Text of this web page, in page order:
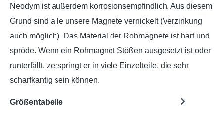
Neodym ist außerdem korrosionsempfindlich. Aus diesem
Grund sind alle unsere Magnete vernickelt (Verzinkung
auch möglich). Das Material der Rohmagnete ist hart und
spröde. Wenn ein Rohmagnet Stößen ausgesetzt ist oder
runterfällt, zerspringt er in viele Einzelteile, die sehr
scharfkantig sein können.
Größentabelle